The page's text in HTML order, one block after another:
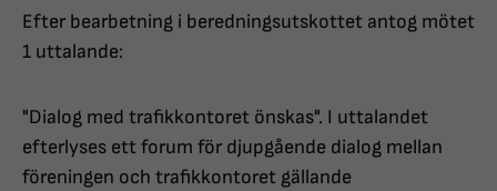
Efter bearbetning i beredningsutskottet antog mötet
1 uttalande:
"Dialog med trafikkontoret önskas". I uttalandet
efterlyses ett forum för djupgående dialog mellan
föreningen och trafikkontoret gällande